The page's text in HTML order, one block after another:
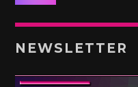
NEWSLETTER